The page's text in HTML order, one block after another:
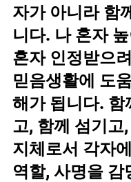
자가 아니라 함
니다. 나 혼자
혼자 인정받으
믿음생활에 도
해가 됩니다. 함
고, 함께 섬기고
지체로서 각자
역할, 사명을 감